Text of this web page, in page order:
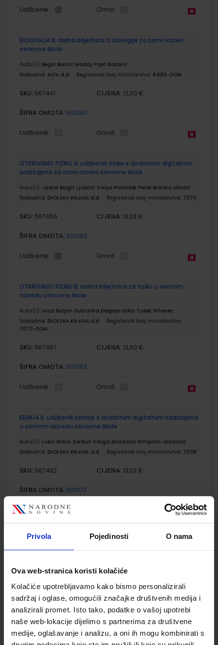
Privola Pojedinosti O nama
Ova web-stranica koristi kolačiće
Kolačiće upotrebljavamo kako bismo personalizirali
sadržaj i oglase, omogućili značajke društvenih medija i
analizirali promet. Isto tako, podatke o vašoj upotrebi
naše web-lokacije dijelimo s partnerima za društvene
medije, oglašavanje i analizu, a oni ih mogu kombinirati s
Udžbenik Omot
BIOLOGIJA 8; radna bilježnica iz biologije za osmi razred
osnovne škole
Autor(i): Begić Bastić Madaj Prpić Bakarić
Nakladnik: ALFA d.d. Registarski broj ministarstva: 6480-DOM
SKU: 567441 CIJENA: 12,00 €
ŠIFRA OMOTA: 500160
Udžbenik Omot
OTKRIVAMO FIZIKU 8; udžbenik fizike s dodatnim digitalnim
sadržajima za osmi razred osnovne škole
Autor(i): Jasna Bagić Ljubičić Sonja Prelovšek Peroš Branka Milotić
Nakladnik: ŠKOLSKA KNJIGA d.d. Registarski broj ministarstva: 7070
SKU: 567456 CIJENA: 13,03 €
ŠIFRA OMOTA: 500163
Udžbenik Omot
OTKRIVAMO FIZIKU 8; radna bilježnica za fiziku u osmom
razredu osnovne škole
Autor(i): Ivica Buljan Dubravka Despoja Erika Tušek Vrhovec
Nakladnik: ŠKOLSKA KNJIGA d.d.
Registarski broj ministarstva:
7070-DOM
SKU: 567457 CIJENA: 13,60 €
ŠIFRA OMOTA: 500163
Udžbenik Omot
KEMIJA 8; udžbenik kemije s dodatnim digitalnim sadržajima
u osmom razredu osnovne škole
Autor(i): Lukić Marić Zerdun Varga Maričević Krmpotić-Gržančić
Nakladnik: ŠKOLSKA KNJIGA d.d. Registarski broj ministarstva: 7038
SKU: 567462 CIJENA: 13,03 €
ŠIFRA OMOTA: 500177
Udžbenik
KEMIJA 8; radna bilježnica za kemiju u osmom razredu
osnovne škole
Nakladnik:ŠKOLSKA KNJIGA d.d.
Registarski broj ministarstva:
7038-DOM
SKU:567463 CIJENA:13,60 €
ŠIFRA OMOTA: 500163
Udžbenik Omot